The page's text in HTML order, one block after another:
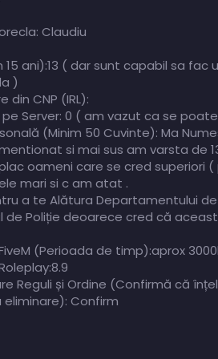
Claudiu
15 ani):13 ( dar sunt capabil sa
)
din CNP (IRL):
Server: 0 ( am vazut ca se
(Minim 50 Cuvinte): Ma
si mai sus am varsta de
oameni care se cred
mari si c am atat .
a te Alătura Departamentului
de Poliție deoarece cred că
(Perioada de timp):aprox
Reguli și Ordine (Confirmă că
eliminare): Confirm